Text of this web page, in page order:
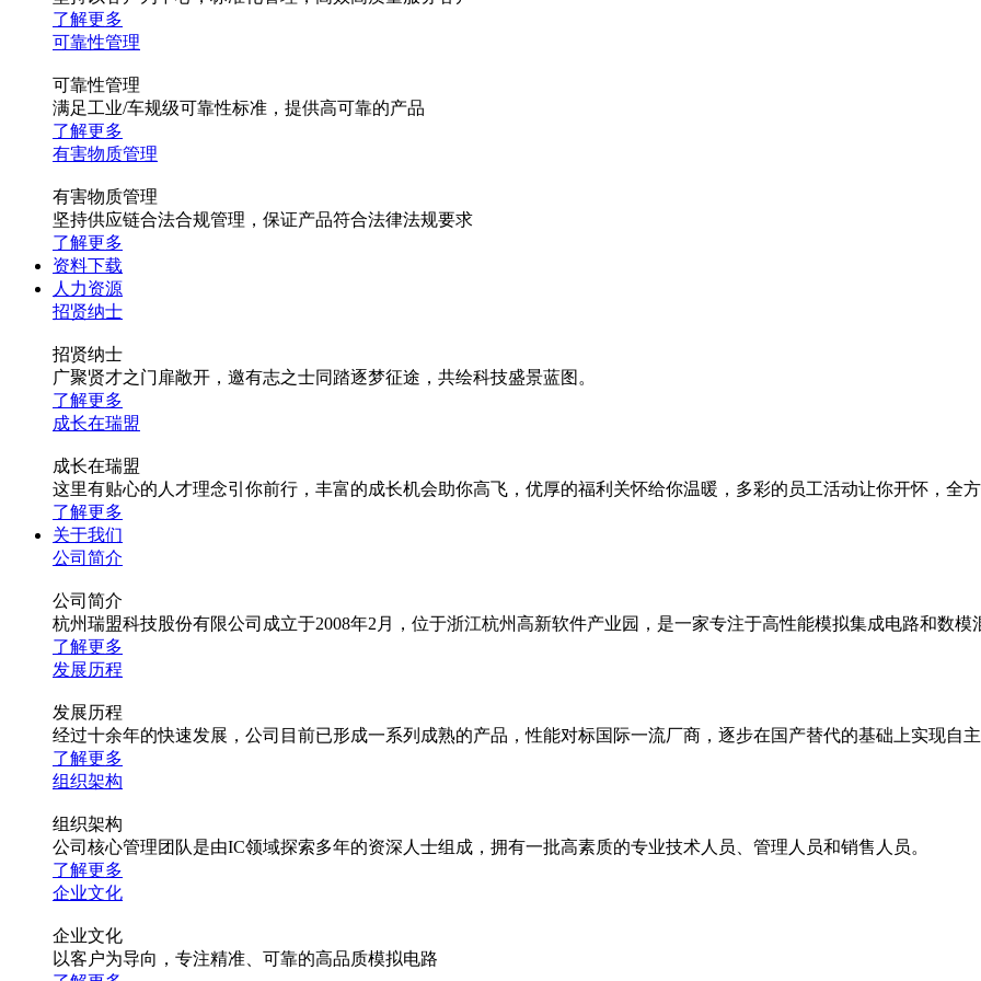
了解更多
可靠性管理
可靠性管理
满足工业/车规级可靠性标准，提供高可靠的产品
了解更多
有害物质管理
有害物质管理
坚持供应链合法合规管理，保证产品符合法律法规要求
了解更多
资料下载
人力资源
招贤纳士
招贤纳士
广聚贤才之门扉敞开，邀有志之士同踏逐梦征途，共绘科技盛景蓝图。
了解更多
成长在瑞盟
成长在瑞盟
这里有贴心的人才理念引你前行，丰富的成长机会助你高飞，优厚的福利关怀给你温暖，多彩的员工活动让你开怀，全
了解更多
关于我们
公司简介
公司简介
杭州瑞盟科技股份有限公司成立于2008年2月，位于浙江杭州高新软件产业园，是一家专注于高性能模拟集成电路和数模
了解更多
发展历程
发展历程
经过十余年的快速发展，公司目前已形成一系列成熟的产品，性能对标国际一流厂商，逐步在国产替代的基础上实现自
了解更多
组织架构
组织架构
公司核心管理团队是由IC领域探索多年的资深人士组成，拥有一批高素质的专业技术人员、管理人员和销售人员。
了解更多
企业文化
企业文化
以客户为导向，专注精准、可靠的高品质模拟电路